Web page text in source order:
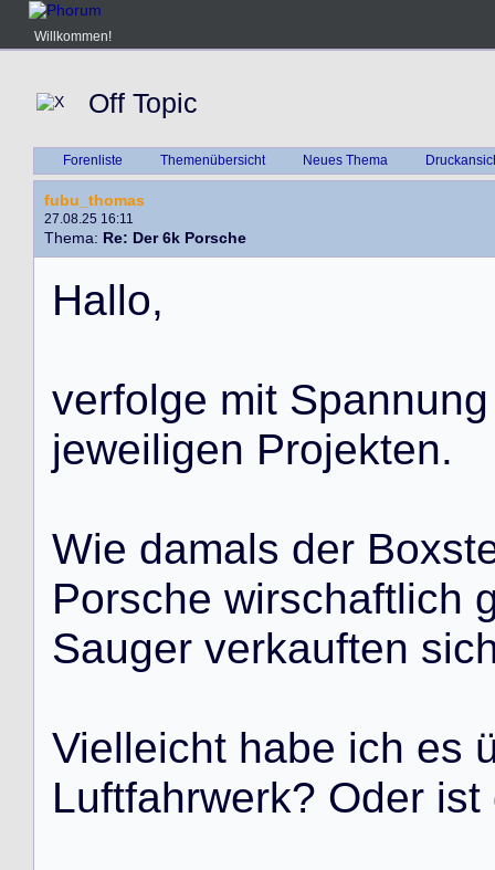
Willkommen!
Off Topic
Forenliste Themenübersicht Neues Thema
fubu_thomas
27.08.25 16:11
Thema: Re: Der 6k Porsche
Hallo,
verfolge mit Spannung
jeweiligen Projekten.
Wie damals der Boxst
Porsche wirschaftlich
Sauger verkauften sic
Vielleicht habe ich es
Luftfahrwerk? Oder ist